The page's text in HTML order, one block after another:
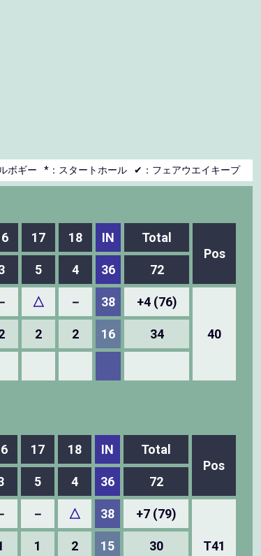
ボギー *：スタートホール ✔：フェアウエイキープ
17 18 IN
Total
Pos
5 4 36 72
△ － 38 +4 (76)
40
2 2 16 34
17 18 IN
Total
Pos
5 4 36 72
－ △ 38 +7 (79)
T41
1 2 15 30